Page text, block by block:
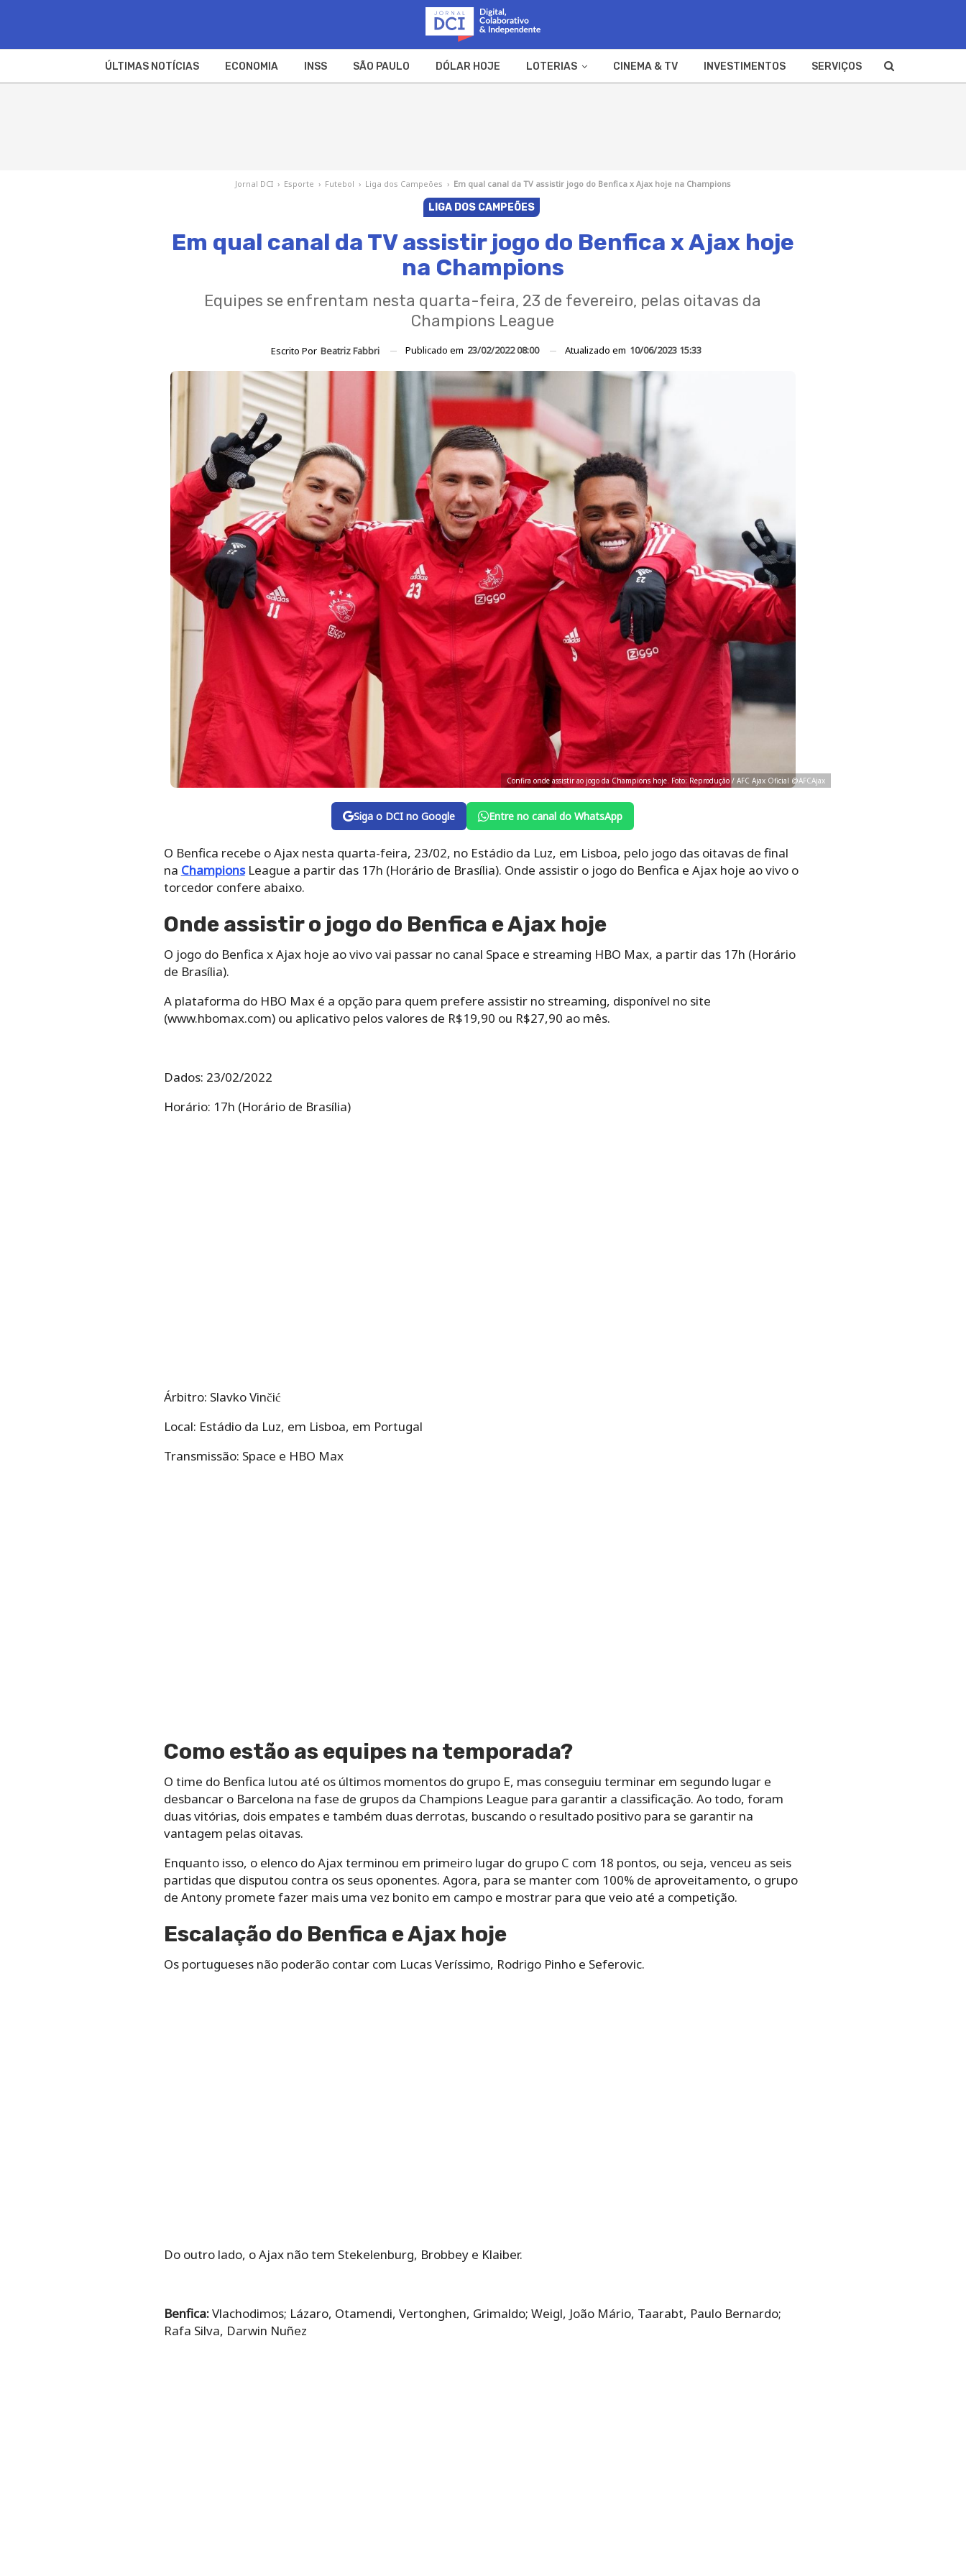
ÚLTIMAS NOTÍCIAS ECONOMIA INSS SÃO PAULO DÓLAR HOJE LOTERIAS CINEMA & TV INVESTIMENTOS SERVIÇOS
Jornal DCI › Esporte › Futebol › Liga dos Campeões › Em qual canal da TV assistir jogo do Benfica x Ajax hoje na Champions
LIGA DOS CAMPEÕES
Em qual canal da TV assistir jogo do Benfica x Ajax hoje
na Champions
Equipes se enfrentam nesta quarta-feira, 23 de fevereiro, pelas oitavas da
Champions League
Escrito Por Beatriz Fabbri Publicado em 23/02/2022 08:00 Atualizado em 10/06/2023 15:33
Confira onde assistir ao jogo da Champions hoje. Foto: Reprodução / AFC Ajax Oficial @AFCAjax
Siga o DCI no Google Entre no canal do WhatsApp
O Benfica recebe o Ajax nesta quarta-feira, 23/02, no Estádio da Luz, em Lisboa, pelo jogo das oitavas de final
na ChampionsLeague a partir das 17h (Horário de Brasília). Onde assistir o jogo do Benfica e Ajax hoje ao vivo o
torcedor confere abaixo.
Onde assistir o jogo do Benfica e Ajax hoje
O jogo do Benfica x Ajax hoje ao vivo vai passar no canal Space e streaming HBO Max, a partir das 17h (Horário
de Brasília).
A plataforma do HBO Max é a opção para quem prefere assistir no streaming, disponível no site
(www.hbomax.com) ou aplicativo pelos valores de R$19,90 ou R$27,90 ao mês.
Dados: 23/02/2022
Horário: 17h (Horário de Brasília)
Árbitro: Slavko Vinčić
Local: Estádio da Luz, em Lisboa, em Portugal
Transmissão: Space e HBO Max
Como estão as equipes na temporada?
O time do Benfica lutou até os últimos momentos do grupo E, mas conseguiu terminar em segundo lugar e
desbancar o Barcelona na fase de grupos da Champions League para garantir a classificação. Ao todo, foram
duas vitórias, dois empates e também duas derrotas, buscando o resultado positivo para se garantir na
vantagem pelas oitavas.
Enquanto isso, o elenco do Ajax terminou em primeiro lugar do grupo C com 18 pontos, ou seja, venceu as seis
partidas que disputou contra os seus oponentes. Agora, para se manter com 100% de aproveitamento, o grupo
de Antony promete fazer mais uma vez bonito em campo e mostrar para que veio até a competição.
Escalação do Benfica e Ajax hoje
Os portugueses não poderão contar com Lucas Veríssimo, Rodrigo Pinho e Seferovic.
Do outro lado, o Ajax não tem Stekelenburg, Brobbey e Klaiber.
Benfica:Vlachodimos; Lázaro, Otamendi, Vertonghen, Grimaldo; Weigl, João Mário, Taarabt, Paulo Bernardo;
Rafa Silva, Darwin Nuñez